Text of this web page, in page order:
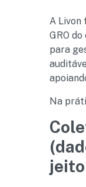
A Livon
GRO
para
Na